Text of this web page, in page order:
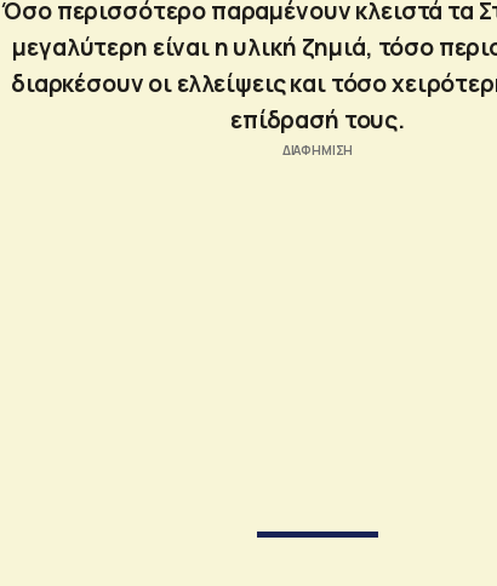
Όσο περισσότερο παραμένουν κλειστά τα
μεγαλύτερη είναι η υλική ζημιά, τόσο
διαρκέσουν οι ελλείψεις και τόσο
επίδρασή τους.